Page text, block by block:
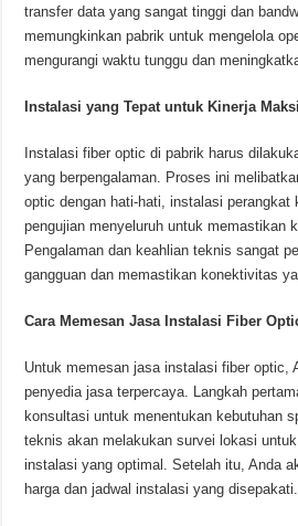
transfer data yang sangat tinggi dan
memungkinkan pabrik untuk mengelola
mengurangi waktu tunggu dan
Instalasi yang Tepat untuk Kinerja
Instalasi fiber optic di pabrik harus
yang berpengalaman. Proses ini
optic dengan hati-hati, instalasi perangkat
pengujian menyeluruh untuk memastikan
Pengalaman dan keahlian teknis sangat
gangguan dan memastikan konektivitas
Cara Memesan Jasa Instalasi Fiber
Untuk memesan jasa instalasi fiber optic,
penyedia jasa terpercaya. Langkah
konsultasi untuk menentukan kebutuhan
teknis akan melakukan survei lokasi
instalasi yang optimal. Setelah itu, Anda
harga dan jadwal instalasi yang disepakati.